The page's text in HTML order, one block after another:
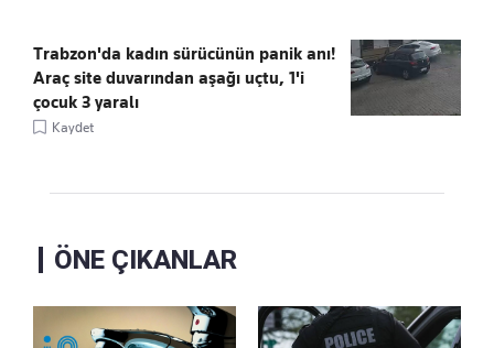
Trabzon'da kadın sürücünün panik anı!
Araç site duvarından aşağı uçtu, 1'i
çocuk 3 yaralı
Kaydet
ÖNE ÇIKANLAR